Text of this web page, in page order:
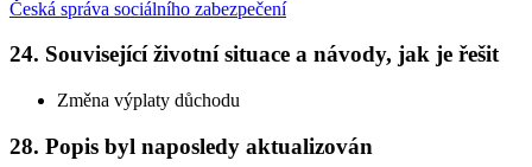
Česká správa sociálního zabezpečení
24. Související životní situace a návody, jak je řešit
Změna výplaty důchodu
28. Popis byl naposledy aktualizován